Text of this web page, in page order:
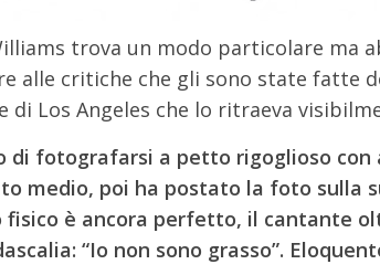
trova un modo particolare ma
alle critiche che gli sono state fatte
di Los Angeles che lo ritraeva
di fotografarsi a petto rigoglioso con
medio, poi ha postato la foto sulla
fisico è ancora perfetto, il cantante
“Io non sono grasso”.